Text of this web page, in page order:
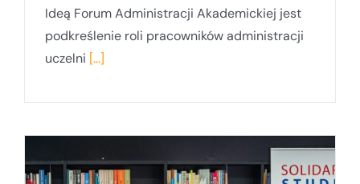
Ideą Forum Administracji Akademickiej jest
podkreślenie roli pracowników administracji
uczelni [...]